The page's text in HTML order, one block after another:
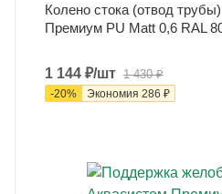
Колено стока (отвод
Премиум PU Matt 0,6 RAL
1 144 ₽/шт 1 430₽
-20% Экономия 286 ₽